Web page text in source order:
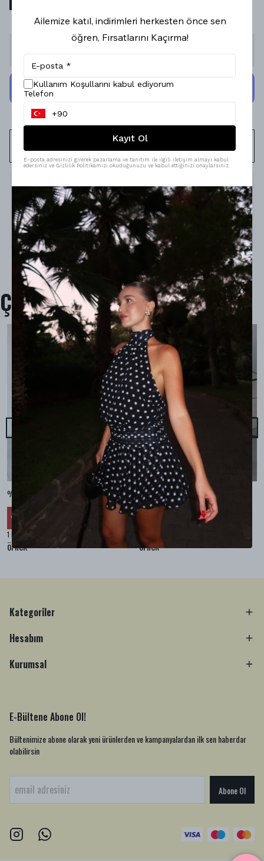
Stoğa Gelince Haber Ver
WHATSAPP
Ürün Açıklaması
Model Ölçüleri : 167cm/53kg
Modelin Beden : S beden
Ürün İçeriği :-
Ürün Boyu : -
Çok Satanlar
%100 KETEN CEPLİ ŞALVAR PANTOLON - Bej
% ₺ 1,609.99
1 Renk 4 Beden
örnek
%100 KETEN SALAŞ GÖMLEK - Bej
₺ 2,099.99
₺ 1,469.99
örnek
Kategoriler
Hesabım
Kurumsal
E-Bültene Abone Ol!
Bültenimize abone olarak yeni ürünlerden ve kampanyalardan ilk sen haberdar
olabilirsin
Abone Ol
Ailemize katıl, indirimleri herkesten önce sen
öğren, Fırsatlarını Kaçırma!
Kullanım Koşullarını kabul ediyorum
Telefon
Kayıt Ol
E-posta adresinizi girerek pazarlama ve tanıtım ile ilgili iletişim almayı kabul
edersiniz ve Gizlilik Politikamızı okuduğunuzu ve kabul ettiğinizi onaylarsınız.